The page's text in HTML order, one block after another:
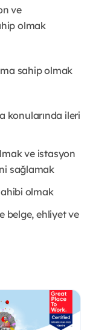
ve
olmak
sahip olmak
konularında ileri
ve istasyon
sağlamak
olmak
belge, ehliyet ve